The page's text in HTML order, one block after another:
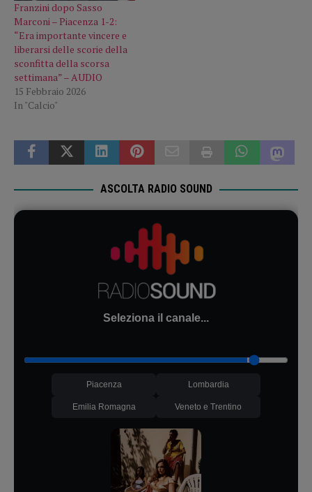
Franzini dopo Sasso
Marconi – Piacenza 1-2:
“Era importante vincere e
liberarsi delle scorie della
sconfitta della scorsa
settimana” – AUDIO
15 Febbraio 2026
In "Calcio"
ASCOLTA RADIO SOUND
Seleziona il canale...
Piacenza Lombardia
Emilia Romagna Veneto e Trentino